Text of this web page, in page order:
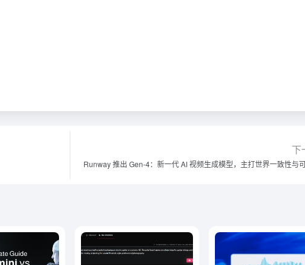
下
Runway 推出 Gen-4：新一代 AI 视频生成模型，主打世界一致性与